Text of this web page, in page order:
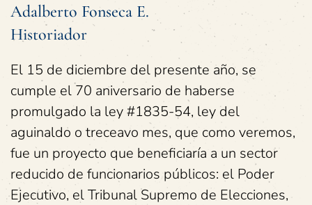
Adalberto Fonseca E.
Historiador
El 15 de diciembre del presente año, se
cumple el 70 aniversario de haberse
promulgado la ley #1835-54, ley del
aguinaldo o treceavo mes, que como veremos,
fue un proyecto que beneficiaría a un sector
reducido de funcionarios públicos: el Poder
Ejecutivo, el Tribunal Supremo de Elecciones,